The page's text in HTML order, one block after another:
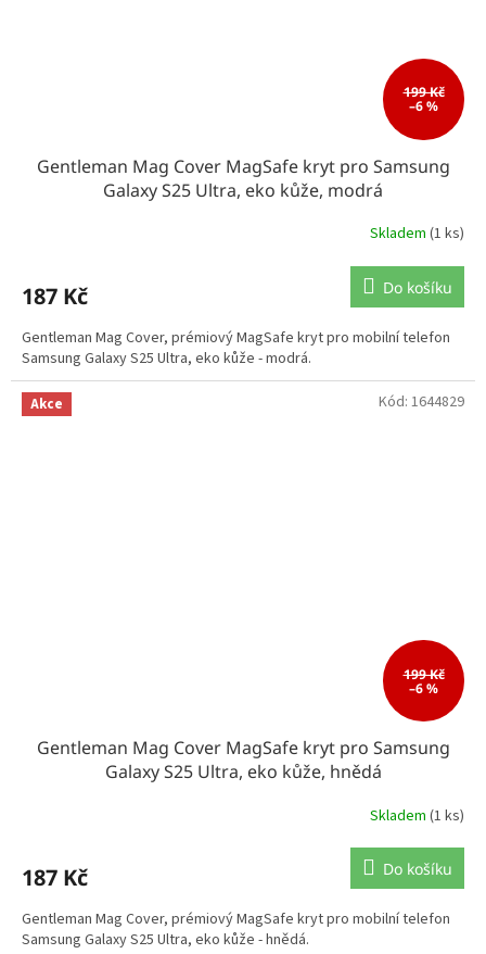
199 Kč
–6 %
Gentleman Mag Cover MagSafe kryt pro Samsung
Galaxy S25 Ultra, eko kůže, modrá
Skladem (1 ks)
187 Kč Do košíku
Gentleman Mag Cover, prémiový MagSafe kryt pro mobilní telefon
Samsung Galaxy S25 Ultra, eko kůže - modrá.
Akce
199 Kč
–6 %
Gentleman Mag Cover MagSafe kryt pro Samsung
Galaxy S25 Ultra, eko kůže, hnědá
Skladem (1 ks)
187 Kč Do košíku
Gentleman Mag Cover, prémiový MagSafe kryt pro mobilní telefon
Samsung Galaxy S25 Ultra, eko kůže - hnědá.
Kód: 1644829